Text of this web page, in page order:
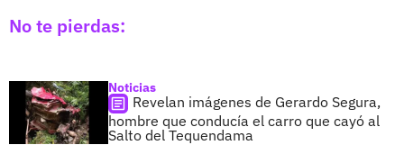
No te pierdas:
Noticias
Revelan imágenes de Gerardo Segura,
hombre que conducía el carro que cayó al
Salto del Tequendama